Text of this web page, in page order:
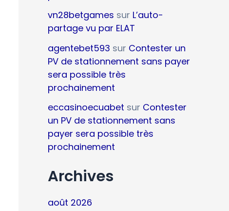
vn28betgames sur L’auto-
partage vu par ELAT
agentebet593 sur Contester un
PV de stationnement sans payer
sera possible très
prochainement
eccasinoecuabet sur Contester
un PV de stationnement sans
payer sera possible très
prochainement
Archives
août 2026